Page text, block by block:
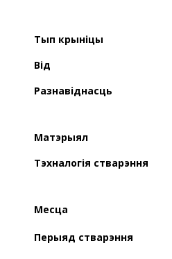
Тып крыніцы
Від
Разнавіднасць
Матэрыял
Тэхналогія стварэння
Месца
Перыяд стварэння